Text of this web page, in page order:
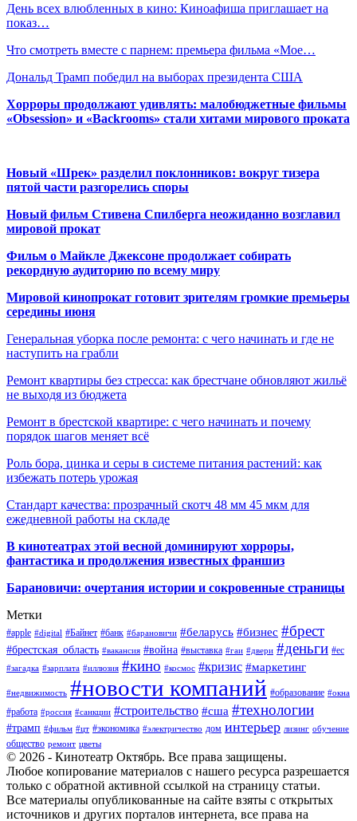
День всех влюбленных в кино: Киноафиша приглашает на
показ…
Что смотреть вместе с парнем: премьера фильма «Мое…
Дональд Трамп победил на выборах президента США
Хорроры продолжают удивлять: малобюджетные фильмы
«Obsession» и «Backrooms» стали хитами мирового проката
Новый «Шрек» разделил поклонников: вокруг тизера
пятой части разгорелись споры
Новый фильм Стивена Спилберга неожиданно возглавил
мировой прокат
Фильм о Майкле Джексоне продолжает собирать
рекордную аудиторию по всему миру
Мировой кинопрокат готовит зрителям громкие премьеры
середины июня
Генеральная уборка после ремонта: с чего начинать и где не
наступить на грабли
Ремонт квартиры без стресса: как брестчане обновляют жильё
не выходя из бюджета
Ремонт в брестской квартире: с чего начинать и почему
порядок шагов меняет всё
Роль бора, цинка и серы в системе питания растений: как
избежать потерь урожая
Стандарт качества: прозрачный скотч 48 мм 45 мкм для
ежедневной работы на складе
В кинотеатрах этой весной доминируют хорроры,
фантастика и продолжения известных франшиз
Барановичи: очертания истории и сокровенные страницы
Метки
#apple #digital #Байнет #банк #барановичи #беларусь #бизнес #брест
#брестская_область #вакансия #война #выставка #гаи #двери #деньги #ес
#загадка #зарплата #иллюзия #кино #космос #кризис #маркетинг
#недвижимость #новости компаний #образование #окна
#работа #россия #санкции #строительство #сша #технологии
#трамп #фильм #цт #экономика #электричество дом интерьер лизинг обучение
общество ремонт цветы
© 2026 - Кинотеатр Октябрь. Все права защищены.
Любое копирование материалов с нашего ресурса разрешается
только с обратной активной ссылкой на страницу статьи.
Все материалы опубликованные на сайте взяты с открытых
источников и других порталов интернета, все права на